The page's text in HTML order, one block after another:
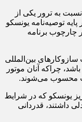
به ترور یکی از
توصیه‌نامه یونسکو
چارچوب برنامه
سازوکارهای بین‌المللی
چراکه آنان موتور
محسوب می‌شوند.
یونسکو که در شرایط
داشتند، قدردانی